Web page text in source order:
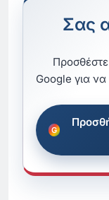
Σας
Google για